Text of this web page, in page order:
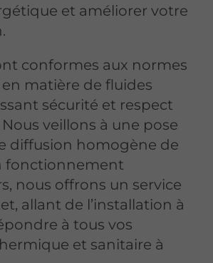
et améliorer votre
conformes aux normes
matière de fluides
sécurité et respect
veillons à une pose
diffusion homogène de
fonctionnement
nous offrons un service
allant de l’installation à
à tous vos
et sanitaire à